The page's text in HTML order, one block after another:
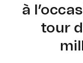
à
tour